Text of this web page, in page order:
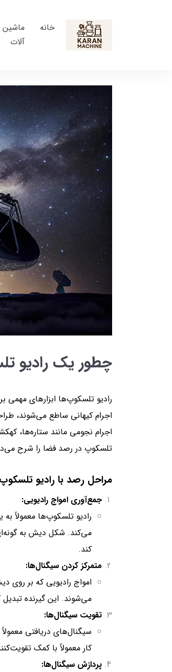
خانه
ماشین
آلات
چطور یک رادیو
رادیو تلسکوپ‌ها ابزارهای مهمی
اجرام کیهانی ساطع می‌شوند،
اجرام نجومی مانند ستاره‌ها،
تلسکوپ در رصد فضا را شرح
مراحل رصد با رادیو تلسکوپ
جمع‌آوری امواج رادیویی:
رادیو تلسکوپ‌ها معمولاً
می‌کند. شکل دیش به
کند.
متمرکز کردن سیگنال‌ها:
امواج رادیویی که بر روی
می‌شوند. این گیرنده
تقویت سیگنال‌ها:
سیگنال‌های دریافتی
کار معمولاً با کمک
پردازش سیگنال‌ها: